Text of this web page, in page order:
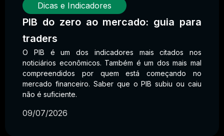
Dicas e Indicadores
PIB do zero ao mercado: guia para
traders
O PIB é um dos indicadores mais citados nos
noticiários econômicos. Também é um dos mais mal
compreendidos por quem está começando no
mercado financeiro. Saber que o PIB subiu ou caiu
não é suficiente.
09/07/2026